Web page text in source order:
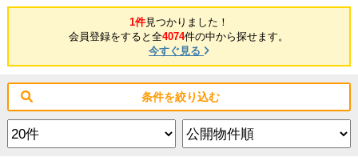
1件見つかりました！
会員登録をすると全4074件の中から探せます。
今すぐ見る
条件を絞り込む